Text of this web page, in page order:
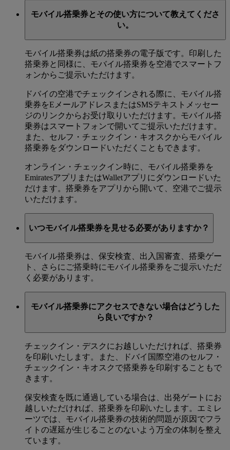
モバイル搭乗券とその使い方について教えてくださ
い。
モバイル搭乗券は紙の搭乗券の電子版です。印刷した
搭乗券と同様に、モバイル搭乗券を空港でスマートフ
ォンからご提示いただけます。
ドバイの空港でチェックインされる際に、モバイル搭
乗券をEメールアドレスまたはSMSテキストメッセー
ジのリンクからお受け取りいただけます。モバイル搭
乗券はスマートフォンで開いてご提示いただけます。
また、セルフ・チェックイン・キオスクからモバイル
搭乗券をダウンロードいただくこともできます。
オンライン・チェックイン時に、モバイル搭乗券を
EmiratesアプリまたはWalletアプリにダウンロードいた
だけます。搭乗券をアプリから開いて、空港でご提示
いただけます。
いつモバイル搭乗券を見せる必要がありますか？
モバイル搭乗券は、保安検査、出入国審査、搭乗ゲー
ト、さらにご搭乗時にモバイル搭乗券をご提示いただ
く必要があります。
モバイル搭乗券にアクセスできない場合はどうした
ら良いですか？
チェックイン・デスクにお越しいただければ、搭乗券
を印刷いたします。また、ドバイ国際空港のセルフ・
チェックイン・キオスクで搭乗券を印刷することもで
きます。
保安検査を既に通過している場合は、出発ゲートにお
越しいただければ、搭乗券を印刷いたします。エミレ
ーツでは、モバイル搭乗券の技術的問題が原因でフラ
イトの遅延が生じることのないよう万全の体制を整え
ています。